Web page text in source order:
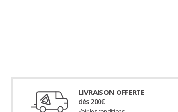
LIVRAISON OFFERTE
dès 200€